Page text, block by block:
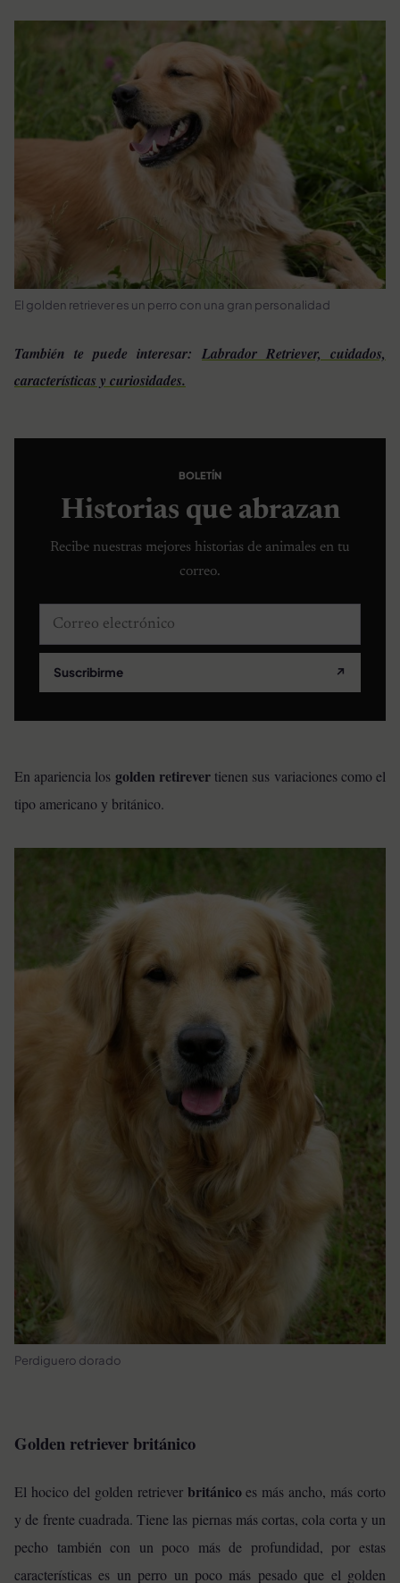
El golden retriever es un perro con una gran personalidad
También te puede interesar: Labrador Retriever, cuidados,
características y curiosidades.
BOLETÍN
Historias que abrazan
Recibe nuestras mejores historias de animales en tu
correo.
Correo electrónico
Suscribirme ↗
En apariencia los golden retirevertienen sus variaciones como el
tipo americano y británico.
Perdiguero dorado
Golden retriever británico
El hocico del golden retriever británicoes más ancho, más corto
y de frente cuadrada. Tiene las piernas más cortas, cola corta y un
pecho también con un poco más de profundidad, por estas
características es un perro un poco más pesado que el golden